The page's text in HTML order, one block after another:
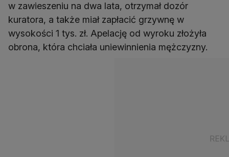
w zawieszeniu na dwa lata, otrzymał dozór
kuratora, a także miał zapłacić grzywnę w
wysokości 1 tys. zł. Apelację od wyroku złożyła
obrona, która chciała uniewinnienia mężczyzny.